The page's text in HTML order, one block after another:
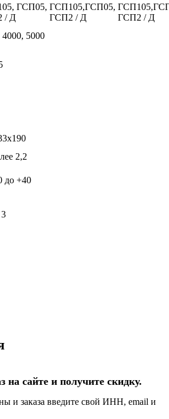
ГСП05,
/ Д
ГСП105,ГСП05,
ГСП2 / Д
ГСП2 / Д
4000, 5000
2,2
до +40
на сайте и получите скидку.
и заказа введите свой ИНН, email и